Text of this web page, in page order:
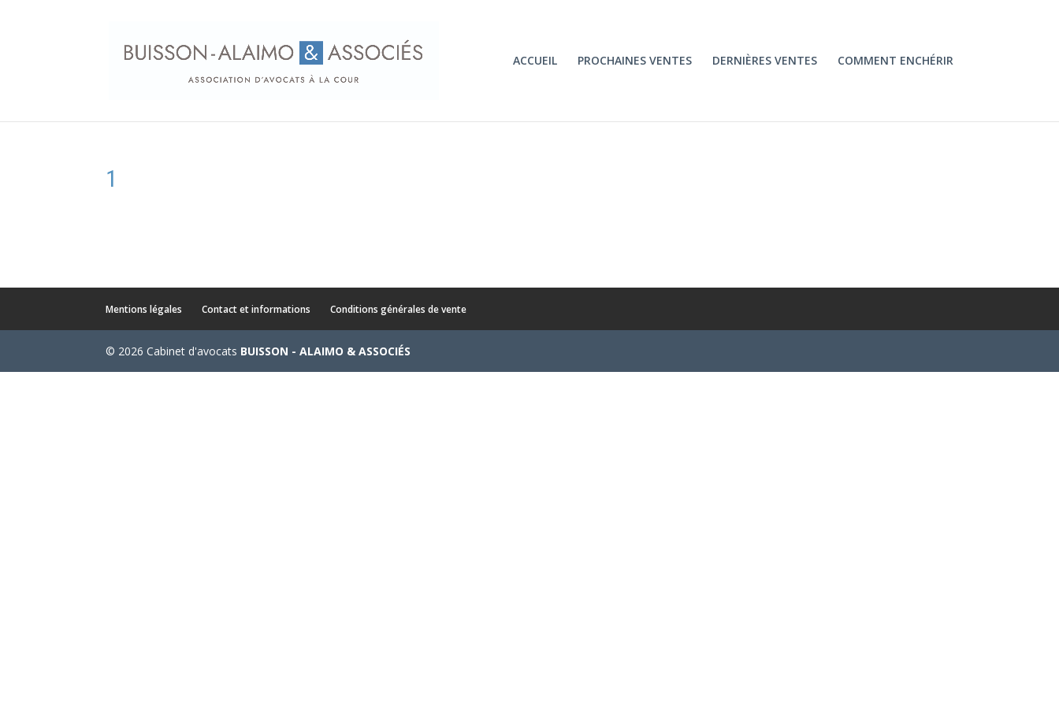
ACCUEIL PROCHAINES VENTES DERNIÈRES VENTES COMMENT ENCHÉRIR
1
Mentions légales Contact et informations Conditions générales de vente
© 2026 Cabinet d'avocats BUISSON - ALAIMO & ASSOCIÉS